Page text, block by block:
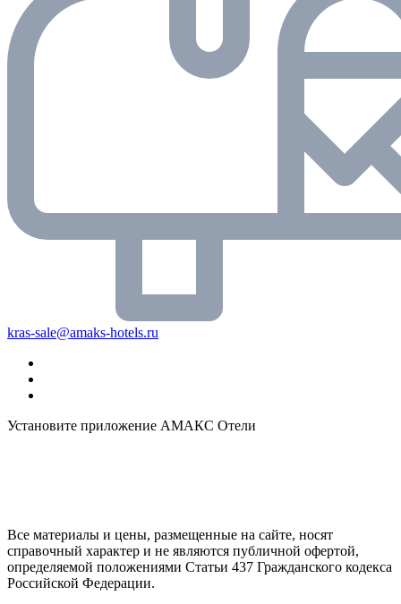
kras-sale@amaks-hotels.ru
Установите приложение АМАКС Отели
Все материалы и цены, размещенные на сайте, носят
справочный характер и не являются публичной офертой,
определяемой положениями Статьи 437 Гражданского кодекса
Российской Федерации.